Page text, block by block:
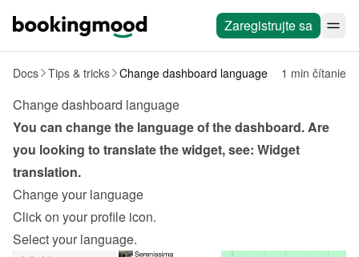
Zaregistrujte sa
Docs Tips & tricks Change dashboard language 1 min čítanie
Change dashboard language
You can change the language of the dashboard. Are
you looking to translate the widget, see: Widget
translation.
Change your language
Click on your profile icon.
Select your language.